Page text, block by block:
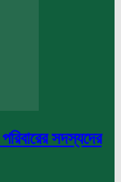
সদস্যদের